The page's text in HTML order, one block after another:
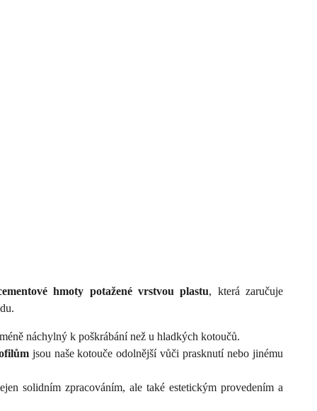
hmoty potažené vrstvou plastu, která zaručuje
náchylný k poškrábání než u hladkých kotoučů.
jsou naše kotouče odolnější vůči prasknutí nebo jinému
solidním zpracováním, ale také estetickým provedením a